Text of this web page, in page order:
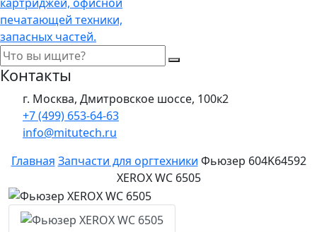
Контакты
г. Москва, Дмитровское шоссе, 100к2
+7 (499) 653-64-63
info@mitutech.ru
Главная Запчасти для оргтехники Фьюзер 604K64592
XEROX WC 6505